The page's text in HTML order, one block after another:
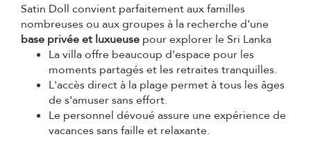
Satin Doll convient parfaitement aux familles
nombreuses ou aux groupes à la recherche d'une
base privée et luxueuse pour explorer le Sri Lanka
La villa offre beaucoup d'espace pour les
moments partagés et les retraites tranquilles.
L'accès direct à la plage permet à tous les âges
de s'amuser sans effort.
Le personnel dévoué assure une expérience de
vacances sans faille et relaxante.